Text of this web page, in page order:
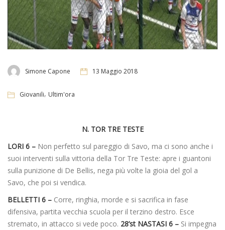
Simone Capone 13 Maggio 2018
Giovanili, Ultim'ora
N. TOR TRE TESTE
LORI 6 – Non perfetto sul pareggio di Savo, ma ci sono anche i
suoi interventi sulla vittoria della Tor Tre Teste: apre i guantoni
sulla punizione di De Bellis, nega più volte la gioia del gol a
Savo, che poi si vendica.
BELLETTI 6 – Corre, ringhia, morde e si sacrifica in fase
difensiva, partita vecchia scuola per il terzino destro. Esce
stremato, in attacco si vede poco. 28’st NASTASI 6 – Si impegna